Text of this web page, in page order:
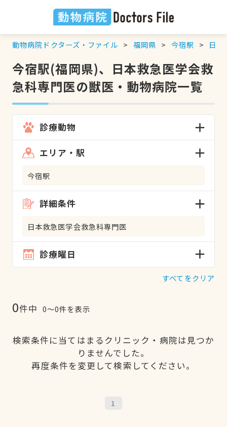
動物病院ドクターズ・ファイル 福岡県 今宿駅 日本
今宿駅(福岡県)、日本救急医学会救
急科専門医の獣医・動物病院一覧
診療動物
エリア・駅
今宿駅
詳細条件
日本救急医学会救急科専門医
診療曜日
すべてをクリア
0件中 0〜0件を表示
検索条件に当てはまるクリニック・病院は見つか
りませんでした。
再度条件を変更して検索してください。
1